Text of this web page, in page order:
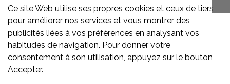
Ce site Web utilise ses propres cookies et ceux de tiers
pour améliorer nos services et vous montrer des
publicités liées à vos préférences en analysant vos
habitudes de navigation. Pour donner votre
consentement à son utilisation, appuyez sur le bouton
Accepter.
Liens Utiles
AFMPS
L'AFMPS est l’autorité compétente en matière de
médicaments et de produits de santé en Belgique. Ce